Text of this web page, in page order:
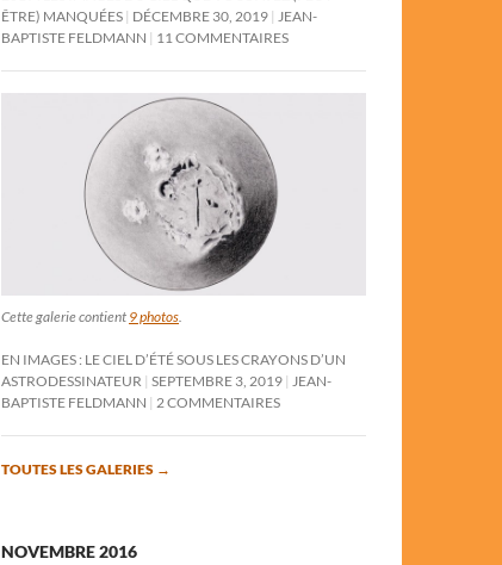
ÊTRE) MANQUÉES DÉCEMBRE 30, 2019 JEAN-
BAPTISTE FELDMANN
11 COMMENTAIRES
Cette galerie contient 9 photos
EN IMAGES : LE CIEL D’ÉTÉ SOUS LES CRAYONS D’UN
ASTRODESSINATEUR SEPTEMBRE 3, 2019
JEAN-
BAPTISTE FELDMANN
2 COMMENTAIRES
TOUTES LES GALERIES →
NOVEMBRE 2016